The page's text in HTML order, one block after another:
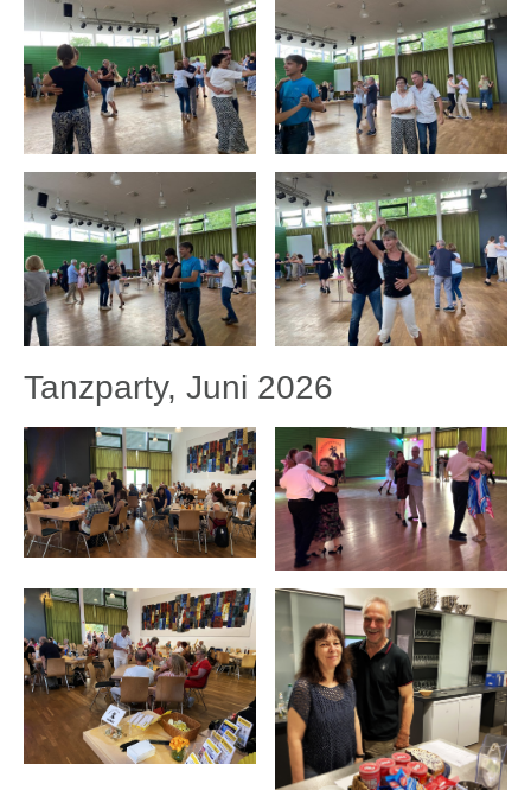
Tanzparty, Juni 2026